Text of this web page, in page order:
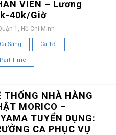
VIÊN – Lương
40k/Giờ
1, Hồ Chí Minh
Ca Sáng Ca Tối
Part Time
THỐNG NHÀ HÀNG
MORICO –
TUYỂN DỤNG:
CA PHỤC VỤ